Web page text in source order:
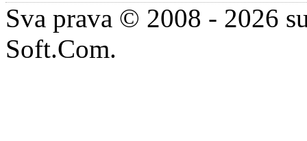
Sva prava © 2008 - 2026
Soft.Com.